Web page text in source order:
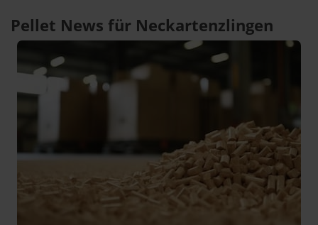
Pellet News für Neckartenzlingen